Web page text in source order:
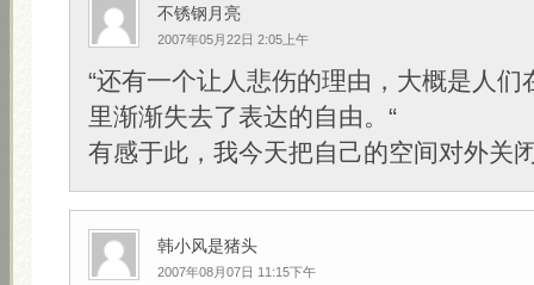
不锈钢月亮
2007年05月22日 2:05上午
“还有一个让人悲伤的理由，大概是人们
里渐渐失去了表达的自由。“
有感于此，我今天把自己的空间对外关
韩小风是猪头
2007年08月07日 11:15下午